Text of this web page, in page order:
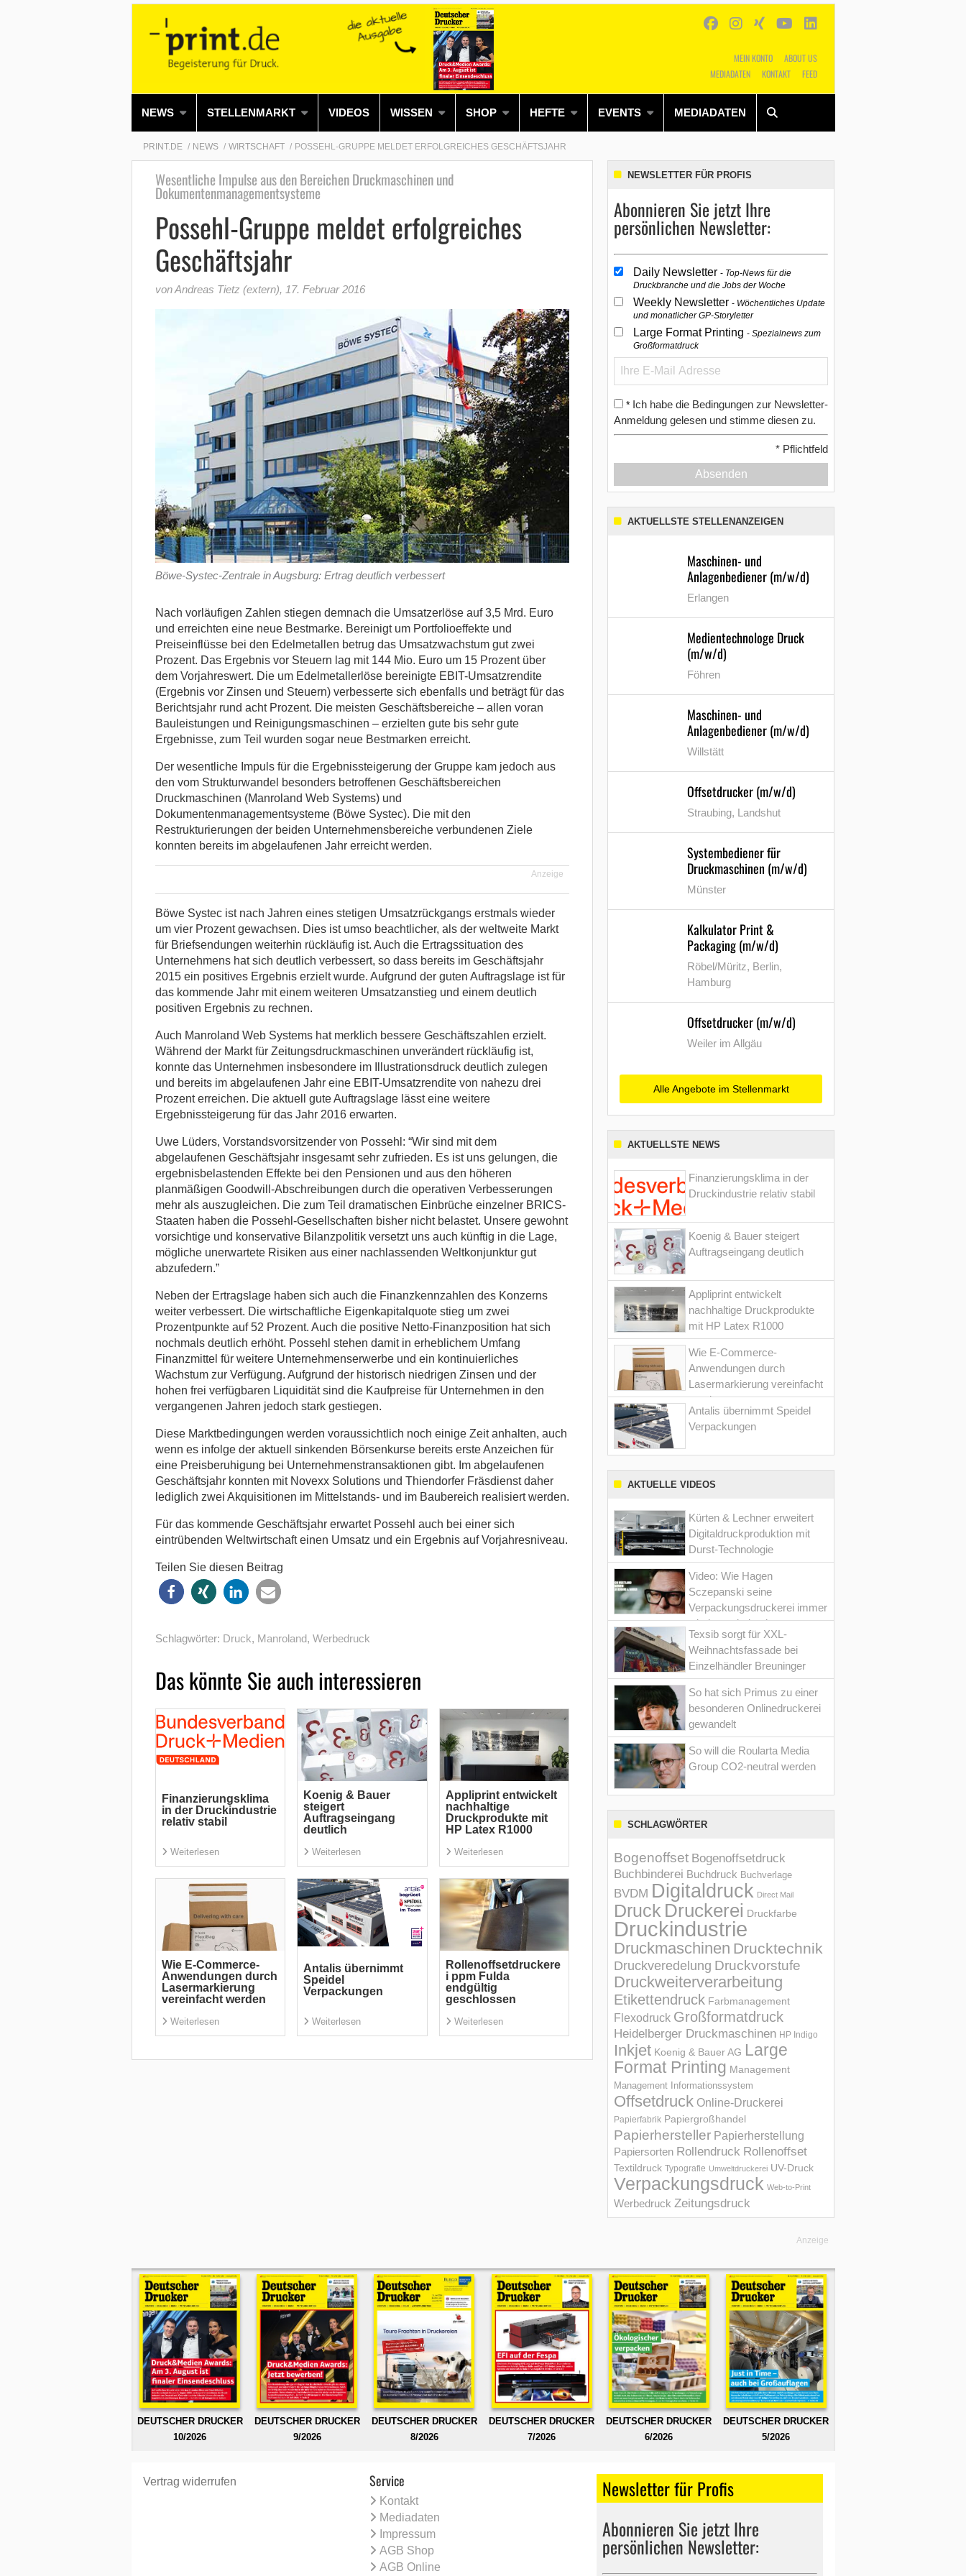
MEIN KONTO
ABOUT US
MEDIADATEN
KONTAKT FEED
NEWS STELLENMARKT VIDEOS WISSEN SHOP HEFTE EVENTS MEDIADATEN
Alles Shop SUCHEN
PRINT.DE NEWS WIRTSCHAFT POSSEHL-GRUPPE MELDET ERFOLGREICHES GESCHÄFTSJAHR
Wesentliche Impulse aus den Bereichen Druckmaschinen und
Dokumentenmanagementsysteme
Possehl-Gruppe meldet erfolgreiches
Geschäftsjahr
von Andreas Tietz (extern), 17. Februar 2016
Böwe-Systec-Zentrale in Augsburg: Ertrag deutlich verbessert
Nach vorläufigen Zahlen stiegen demnach die Umsatzerlöse auf 3,5 Mrd. Euro
und erreichten eine neue Bestmarke. Bereinigt um Portfolioeffekte und
Preiseinflüsse bei den Edelmetallen betrug das Umsatzwachstum gut zwei
Prozent. Das Ergebnis vor Steuern lag mit 144 Mio. Euro um 15 Prozent über
dem Vorjahreswert. Die um Edelmetallerlöse bereinigte EBIT-Umsatzrendite
(Ergebnis vor Zinsen und Steuern) verbesserte sich ebenfalls und beträgt für das
Berichtsjahr rund acht Prozent. Die meisten Geschäftsbereiche – allen voran
Bauleistungen und Reinigungsmaschinen – erzielten gute bis sehr gute
Ergebnisse, zum Teil wurden sogar neue Bestmarken erreicht.
Der wesentliche Impuls für die Ergebnissteigerung der Gruppe kam jedoch aus
den vom Strukturwandel besonders betroffenen Geschäftsbereichen
Druckmaschinen (Manroland Web Systems) und
Dokumentenmanagementsysteme (Böwe Systec). Die mit den
Restrukturierungen der beiden Unternehmensbereiche verbundenen Ziele
konnten bereits im abgelaufenen Jahr erreicht werden.
Anzeige
Böwe Systec ist nach Jahren eines stetigen Umsatzrückgangs erstmals wieder
um vier Prozent gewachsen. Dies ist umso beachtlicher, als der weltweite Markt
für Briefsendungen weiterhin rückläufig ist. Auch die Ertragssituation des
Unternehmens hat sich deutlich verbessert, so dass bereits im Geschäftsjahr
2015 ein positives Ergebnis erzielt wurde. Aufgrund der guten Auftragslage ist für
das kommende Jahr mit einem weiteren Umsatzanstieg und einem deutlich
positiven Ergebnis zu rechnen.
Auch Manroland Web Systems hat merklich bessere Geschäftszahlen erzielt.
Während der Markt für Zeitungsdruckmaschinen unverändert rückläufig ist,
konnte das Unternehmen insbesondere im Illustrationsdruck deutlich zulegen
und bereits im abgelaufenen Jahr eine EBIT-Umsatzrendite von nahezu drei
Prozent erreichen. Die aktuell gute Auftragslage lässt eine weitere
Ergebnissteigerung für das Jahr 2016 erwarten.
Uwe Lüders, Vorstandsvorsitzender von Possehl: “Wir sind mit dem
abgelaufenen Geschäftsjahr insgesamt sehr zufrieden. Es ist uns gelungen, die
ergebnisbelastenden Effekte bei den Pensionen und aus den höheren
planmäßigen Goodwill-Abschreibungen durch die operativen Verbesserungen
mehr als auszugleichen. Die zum Teil dramatischen Einbrüche einzelner BRICS-
Staaten haben die Possehl-Gesellschaften bisher nicht belastet. Unsere gewohnt
vorsichtige und konservative Bilanzpolitik versetzt uns auch künftig in die Lage,
mögliche unerwartete Risiken aus einer nachlassenden Weltkonjunktur gut
abzufedern.”
Neben der Ertragslage haben sich auch die Finanzkennzahlen des Konzerns
weiter verbessert. Die wirtschaftliche Eigenkapitalquote stieg um zwei
Prozentpunkte auf 52 Prozent. Auch die positive Netto-Finanzposition hat sich
nochmals deutlich erhöht. Possehl stehen damit in erheblichem Umfang
Finanzmittel für weitere Unternehmenserwerbe und ein kontinuierliches
Wachstum zur Verfügung. Aufgrund der historisch niedrigen Zinsen und der
hohen frei verfügbaren Liquidität sind die Kaufpreise für Unternehmen in den
vergangenen Jahren jedoch stark gestiegen.
Diese Marktbedingungen werden voraussichtlich noch einige Zeit anhalten, auch
wenn es infolge der aktuell sinkenden Börsenkurse bereits erste Anzeichen für
eine Preisberuhigung bei Unternehmenstransaktionen gibt. Im abgelaufenen
Geschäftsjahr konnten mit Novexx Solutions und Thiendorfer Fräsdienst daher
lediglich zwei Akquisitionen im Mittelstands- und im Baubereich realisiert werden.
Für das kommende Geschäftsjahr erwartet Possehl auch bei einer sich
eintrübenden Weltwirtschaft einen Umsatz und ein Ergebnis auf Vorjahresniveau.
Teilen Sie diesen Beitrag
Schlagwörter: Druck, Manroland, Werbedruck
Das könnte Sie auch interessieren
Finanzierungsklima
in der Druckindustrie
relativ stabil
Weiterlesen
Koenig & Bauer
steigert
Auftragseingang
deutlich
Weiterlesen
Appliprint entwickelt
nachhaltige
Druckprodukte mit
HP Latex R1000
Weiterlesen
Wie E-Commerce-
Anwendungen durch
Lasermarkierung
vereinfacht werden
Weiterlesen
Antalis übernimmt
Speidel
Verpackungen
Weiterlesen
Rollenoffsetdruckere
i ppm Fulda
endgültig
geschlossen
Weiterlesen
NEWSLETTER FÜR PROFIS
Abonnieren Sie jetzt Ihre
persönlichen Newsletter:
Daily Newsletter Top-News für die
Druckbranche und die Jobs der Woche
Weekly Newsletter Wöchentliches Update
und monatlicher GP-Storyletter
Large Format Printing Spezialnews zum
Großformatdruck
* Ich habe die Bedingungen zur Newsletter-
Anmeldung gelesen und stimme diesen zu.
* Pflichtfeld
Absenden
AKTUELLSTE STELLENANZEIGEN
Maschinen- und
Anlagenbediener (m/w/d)
Erlangen
Medientechnologe Druck
(m/w/d)
Föhren
Maschinen- und
Anlagenbediener (m/w/d)
Willstätt
Offsetdrucker (m/w/d)
Straubing, Landshut
Systembediener für
Druckmaschinen (m/w/d)
Münster
Kalkulator Print &
Packaging (m/w/d)
Röbel/Müritz, Berlin,
Hamburg
Offsetdrucker (m/w/d)
Weiler im Allgäu
Alle Angebote im Stellenmarkt
AKTUELLSTE NEWS
Finanzierungsklima in der
Druckindustrie relativ stabil
Koenig & Bauer steigert
Auftragseingang deutlich
Appliprint entwickelt
nachhaltige Druckprodukte
mit HP Latex R1000
Wie E-Commerce-
Anwendungen durch
Lasermarkierung vereinfacht
werden
Antalis übernimmt Speidel
Verpackungen
AKTUELLE VIDEOS
Kürten & Lechner erweitert
Digitaldruckproduktion mit
Durst-Technologie
Video: Wie Hagen
Sczepanski seine
Verpackungsdruckerei immer
wieder optimiert hat
Texsib sorgt für XXL-
Weihnachtsfassade bei
Einzelhändler Breuninger
So hat sich Primus zu einer
besonderen Onlinedruckerei
gewandelt
So will die Roularta Media
Group CO2-neutral werden
SCHLAGWÖRTER
Bogenoffset Bogenoffsetdruck
Buchbinderei Buchdruck Buchverlage
BVDM Digitaldruck Direct Mail
Druck Druckerei Druckfarbe
Druckindustrie
Druckmaschinen Drucktechnik
Druckveredelung Druckvorstufe
Druckweiterverarbeitung
Etikettendruck Farbmanagement
Flexodruck Großformatdruck
Heidelberger Druckmaschinen HP Indigo
Inkjet Koenig & Bauer AG Large
Format Printing Management
Management Informations­system
Offsetdruck Online-Druckerei
Papierfabrik Papiergroßhandel
Papierhersteller Papierherstellung
Papiersorten Rollendruck Rollenoffset
Textildruck Typografie Umweltdruckerei UV-Druck
Verpackungsdruck Web-to-Print
Werbedruck Zeitungsdruck
Anzeige
DEUTSCHER DRUCKER
10/2026
DEUTSCHER DRUCKER
9/2026
DEUTSCHER DRUCKER
8/2026
DEUTSCHER DRUCKER
7/2026
DEUTSCHER DRUCKER
6/2026
DEUTSCHER DRUCKER
5/2026
Vertrag widerrufen Service
Kontakt
Mediadaten
Impressum
AGB Shop
AGB Online
Newsletter für Profis
Abonnieren Sie jetzt Ihre
persönlichen Newsletter: